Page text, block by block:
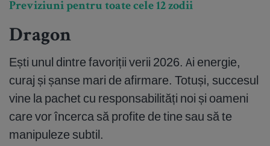
Previziuni pentru toate cele 12 zodii
Dragon
Ești unul dintre favoriții verii 2026. Ai energie,
curaj și șanse mari de afirmare. Totuși, succesul
vine la pachet cu responsabilități noi și oameni
care vor încerca să profite de tine sau să te
manipuleze subtil.